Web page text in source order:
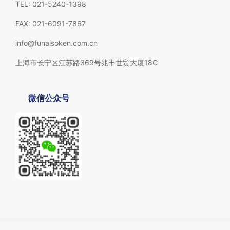
TEL: 021-5240-1398
FAX: 021-6091-7867
info@funaisoken.com.cn
上海市长宁区江苏路369号兆丰世贸大厦18C
微信公众号